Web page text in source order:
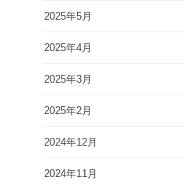
2025年5月
2025年4月
2025年3月
2025年2月
2024年12月
2024年11月